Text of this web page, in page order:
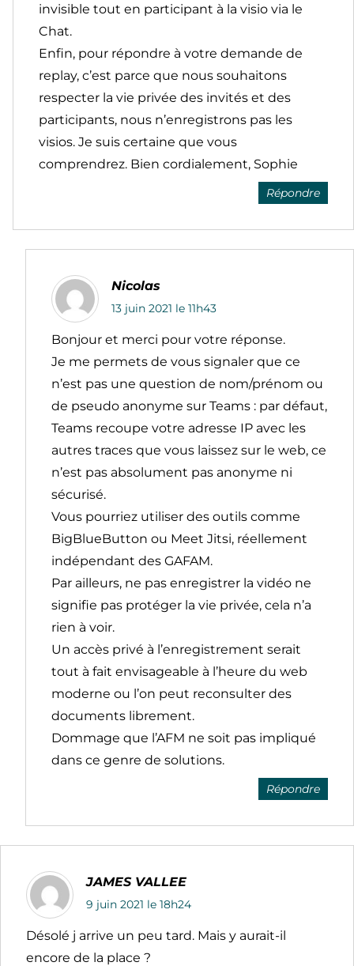
invisible tout en participant à la visio via le
Chat.
Enfin, pour répondre à votre demande de
replay, c’est parce que nous souhaitons
respecter la vie privée des invités et des
participants, nous n’enregistrons pas les
visios. Je suis certaine que vous
comprendrez. Bien cordialement, Sophie
Répondre
Nicolas
13 juin 2021 le 11h43
Bonjour et merci pour votre réponse.
Je me permets de vous signaler que ce
n’est pas une question de nom/prénom ou
de pseudo anonyme sur Teams : par défaut,
Teams recoupe votre adresse IP avec les
autres traces que vous laissez sur le web, ce
n’est pas absolument pas anonyme ni
sécurisé.
Vous pourriez utiliser des outils comme
BigBlueButton ou Meet Jitsi, réellement
indépendant des GAFAM.
Par ailleurs, ne pas enregistrer la vidéo ne
signifie pas protéger la vie privée, cela n’a
rien à voir.
Un accès privé à l’enregistrement serait
tout à fait envisageable à l’heure du web
moderne ou l’on peut reconsulter des
documents librement.
Dommage que l’AFM ne soit pas impliqué
dans ce genre de solutions.
Répondre
JAMES VALLEE
9 juin 2021 le 18h24
Désolé j arrive un peu tard. Mais y aurait-il
encore de la place ?